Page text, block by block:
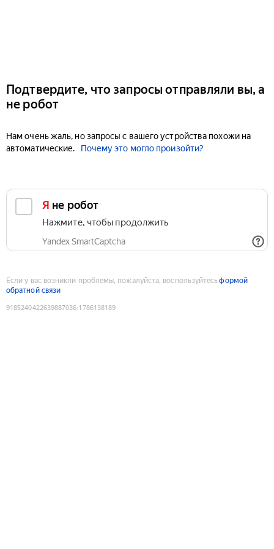
Подтвердите, что запросы отправляли вы, а
не робот
Нам очень жаль, но запросы с вашего устройства похожи на
автоматические.
Почему это могло произойти?
Я не робот
Нажмите, чтобы продолжить
Yandex SmartCaptcha
Если у вас возникли проблемы, пожалуйста, воспользуйтесьформой
обратной связи
9185240422639887036:1786138189